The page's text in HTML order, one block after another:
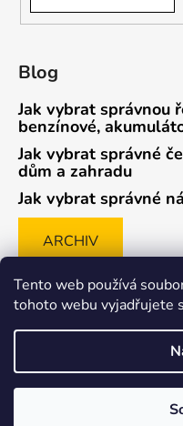
Tento web používá
tohoto webu vyjadřujete
Blog
Jak vybrat správnou
benzínové,
Jak vybrat správné
dům a zahradu
Jak vybrat správné
ARCHIV
Způsob